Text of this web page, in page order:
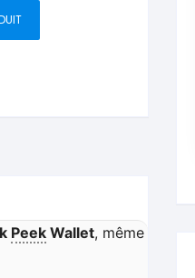
salon et scène
Peek Wallet, même